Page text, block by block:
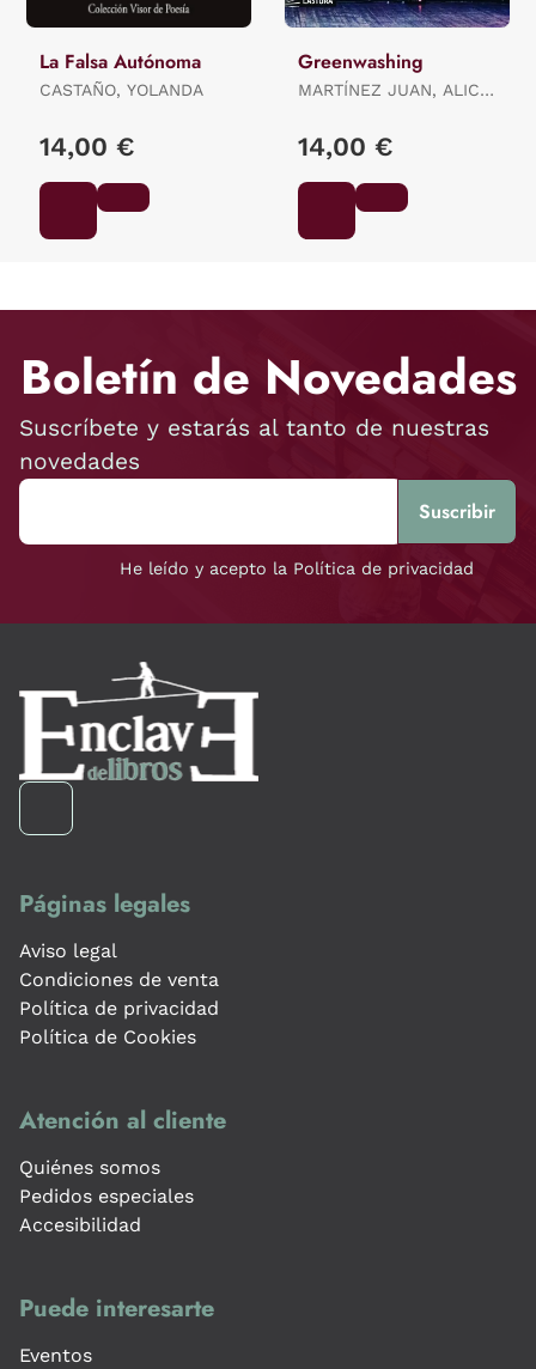
La Falsa Autónoma
CASTAÑO, YOLANDA
14,00 €
Greenwashing
MARTÍNEZ JUAN, ALICIA
14,00 €
Boletín de Novedades
Suscríbete y estarás al tanto de nuestras
novedades
He leído y acepto la Política de privacidad
Páginas legales
Aviso legal
Condiciones de venta
Política de privacidad
Política de Cookies
Atención al cliente
Quiénes somos
Pedidos especiales
Accesibilidad
Puede interesarte
Eventos